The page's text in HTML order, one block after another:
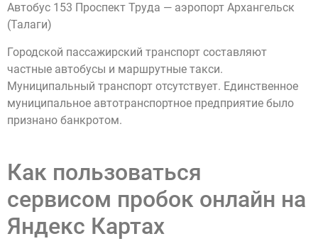
Автобус 153 Проспект Труда — аэропорт Архангельск
(Талаги)
Городской пассажирский транспорт составляют
частные автобусы и маршрутные такси.
Муниципальный транспорт отсутствует. Единственное
муниципальное автотранспортное предприятие было
признано банкротом.
Как пользоваться
сервисом пробок онлайн на
Яндекс Картах